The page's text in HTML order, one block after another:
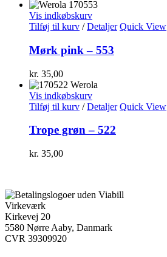
Vis indkøbskurv
Tilføj til kurv / Detaljer Quick View
Mørk pink – 553
kr. 35,00
Vis indkøbskurv
Tilføj til kurv / Detaljer Quick View
Trope grøn – 522
kr. 35,00
Virkeværk
Kirkevej 20
5580 Nørre Aaby, Danmark
CVR 39309920